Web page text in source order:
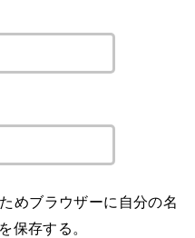
めブラウザーに自分の名
保存する。